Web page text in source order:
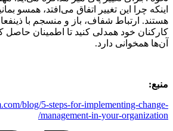
اینکه چرا این تغییر اتفاق می‌افتد، همسو
هستند. ارتباط شفاف، باز و منسجم با
کارکنان خود همدلی کنید تا اطمینان حاصل
آن‌ها همخوانی دارد.
منبع:
blog/5-steps-for-implementing-change-
management-in-your-organization/